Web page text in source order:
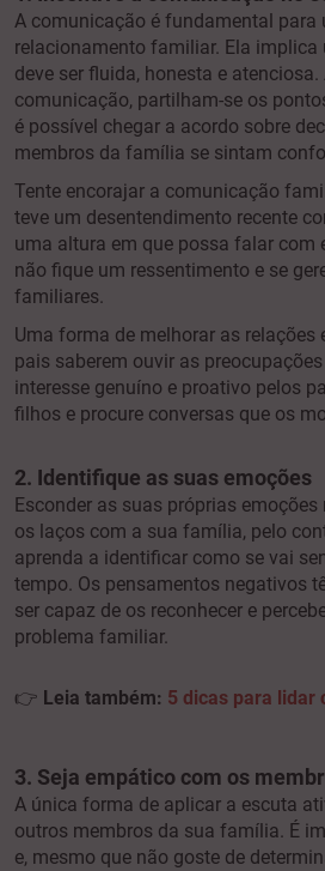
A comunicação é fundamental para
relacionamento familiar. Ela implica
deve ser fluida, honesta e atenciosa.
comunicação, partilham-se os
é possível chegar a acordo sobre
membros da família se sintam
Tente encorajar a comunicação
teve um desentendimento recente
uma altura em que possa falar com
não fique um ressentimento e se
familiares.
Uma forma de melhorar as relações
pais saberem ouvir as
interesse genuíno e proativo pelos
filhos e procure conversas que os
2. Identifique as suas emoções
Esconder as suas próprias
os laços com a sua família, pelo
aprenda a identificar como se vai
tempo. Os pensamentos negativos
ser capaz de os reconhecer e
problema familiar.
👉 Leia também: 5 dicas para lidar
3. Seja empático com os
A única forma de aplicar a escuta
outros membros da sua família. É
e, mesmo que não goste de